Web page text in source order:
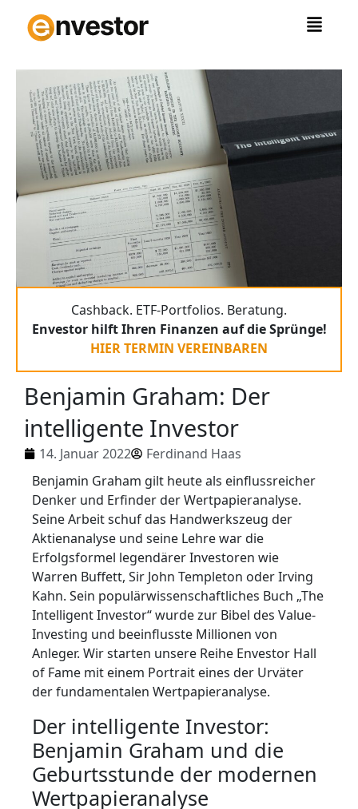
Inhalt
springen
Cashback. ETF-Portfolios. Beratung.
Envestor hilft Ihren Finanzen auf die Sprünge!
HIER TERMIN VEREINBAREN
Benjamin Graham: Der
intelligente Investor
14. Januar 2022
Ferdinand Haas
Benjamin Graham gilt heute als einflussreicher
Denker und Erfinder der Wertpapieranalyse.
Seine Arbeit schuf das Handwerkszeug der
Aktienanalyse und seine Lehre war die
Erfolgsformel legendärer Investoren wie
Warren Buffett, Sir John Templeton oder Irving
Kahn. Sein populärwissenschaftliches Buch „The
Intelligent Investor“ wurde zur Bibel des Value-
Investing und beeinflusste Millionen von
Anleger. Wir starten unsere Reihe Envestor Hall
of Fame mit einem Portrait eines der Urväter
der fundamentalen Wertpapieranalyse.
Der intelligente Investor:
Benjamin Graham und die
Geburtsstunde der modernen
Wertpapieranalyse